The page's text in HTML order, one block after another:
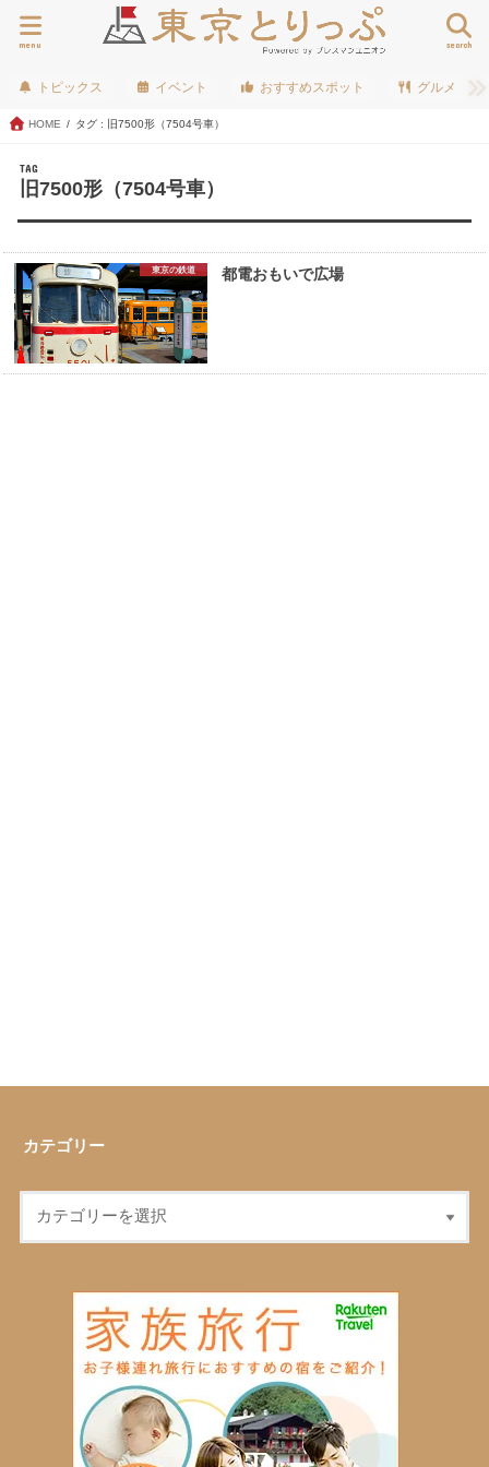
search
menu
トピックス イベント おすすめスポット グルメ
HOME タグ : 旧7500形（7504号車）
TAG
旧7500形（7504号車）
東京の鉄道 都電おもいで広場
カテゴリー